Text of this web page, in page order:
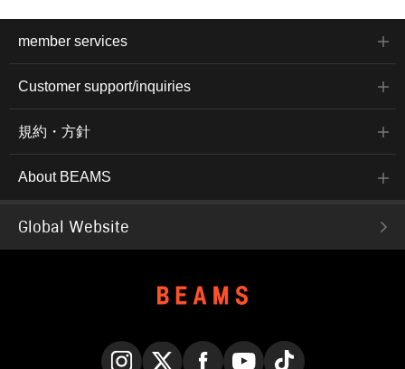
member services
Customer support/inquiries
規約・方針
About BEAMS
Global Website